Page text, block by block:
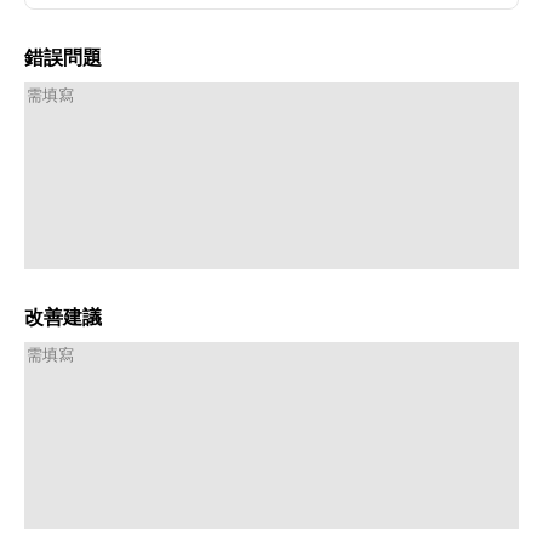
錯誤問題
改善建議